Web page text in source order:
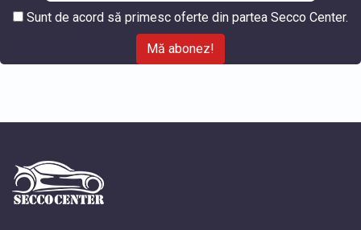
Sunt de acord să primesc oferte din partea Secco Center.
Mă abonez!